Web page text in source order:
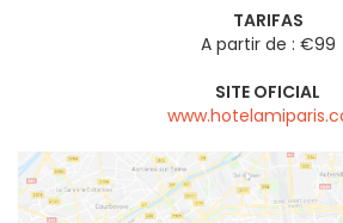
TARIFAS
A partir de : €99
SITE OFICIAL